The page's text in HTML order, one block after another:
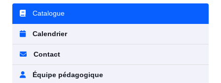
Catalogue
Calendrier
Contact
Équipe pédagogique